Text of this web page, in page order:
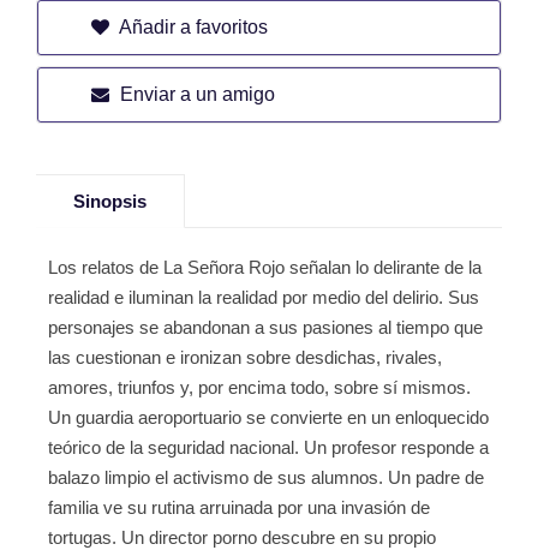
Añadir a favoritos
Enviar a un amigo
Sinopsis
Los relatos de La Señora Rojo señalan lo delirante de la
realidad e iluminan la realidad por medio del delirio. Sus
personajes se abandonan a sus pasiones al tiempo que
las cuestionan e ironizan sobre desdichas, rivales,
amores, triunfos y, por encima todo, sobre sí mismos.
Un guardia aeroportuario se convierte en un enloquecido
teórico de la seguridad nacional. Un profesor responde a
balazo limpio el activismo de sus alumnos. Un padre de
familia ve su rutina arruinada por una invasión de
tortugas. Un director porno descubre en su propio